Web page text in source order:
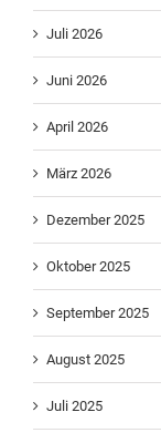
Juli 2026
Juni 2026
April 2026
März 2026
Dezember 2025
Oktober 2025
September 2025
August 2025
Juli 2025